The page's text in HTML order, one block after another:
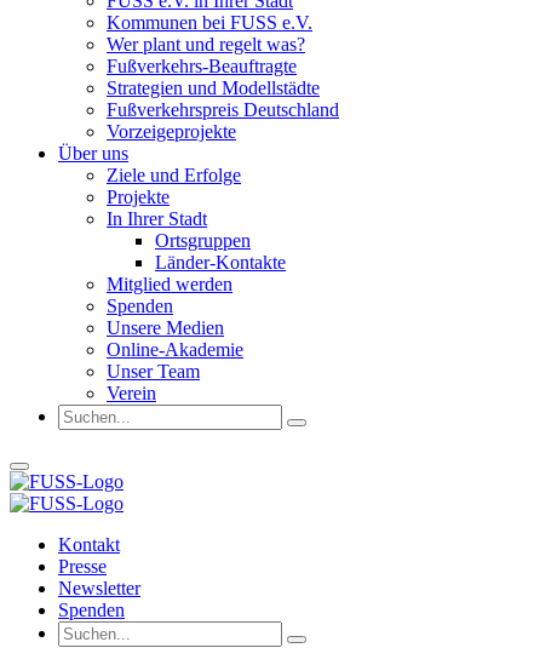
Kommunen bei FUSS e.V.
Wer plant und regelt was?
Fußverkehrs-Beauftragte
Strategien und Modellstädte
Fußverkehrspreis Deutschland
Vorzeigeprojekte
Über uns
Ziele und Erfolge
Projekte
In Ihrer Stadt
Ortsgruppen
Länder-Kontakte
Mitglied werden
Spenden
Unsere Medien
Online-Akademie
Unser Team
Verein
Kontakt
Presse
Newsletter
Spenden